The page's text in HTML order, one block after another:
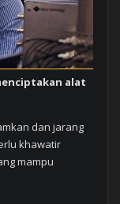
alat
dan jarang
khawatir
mampu